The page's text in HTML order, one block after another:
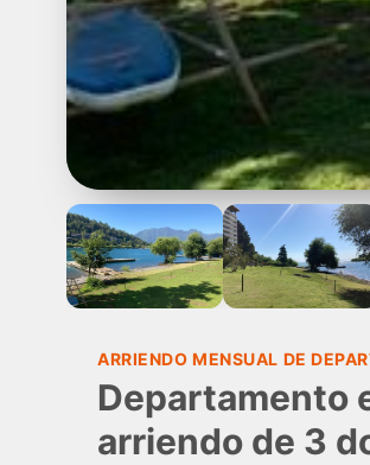
ARRIENDO MENSUAL DE
Departamento
arriendo de 3